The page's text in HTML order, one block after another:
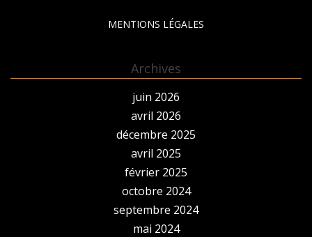
MENTIONS LÉGALES
Archives
juin 2026
avril 2026
décembre 2025
avril 2025
février 2025
octobre 2024
septembre 2024
mai 2024